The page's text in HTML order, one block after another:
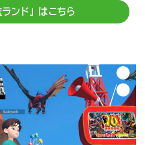
ランド」はこちら